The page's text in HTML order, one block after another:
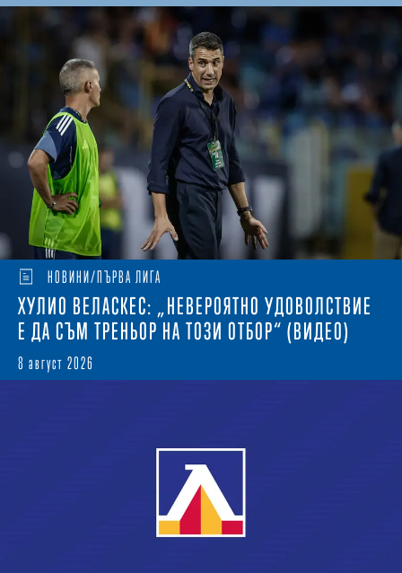
НОВИНИ/ПЪРВА ЛИГА
ХУЛИО ВЕЛАСКЕС: „НЕВЕРОЯТНО УДОВОЛСТВИЕ
Е ДА СЪМ ТРЕНЬОР НА ТОЗИ ОТБОР“ (ВИДЕО)
8 август 2026